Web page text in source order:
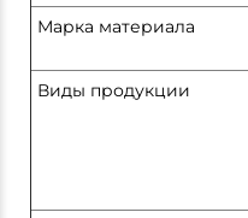
Марка материала
Виды продукции